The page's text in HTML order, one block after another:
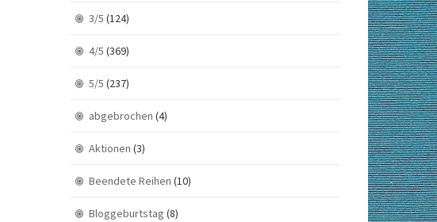
3/5 (124)
4/5 (369)
5/5 (237)
abgebrochen (4)
Aktionen (3)
Beendete Reihen (10)
Bloggeburtstag (8)